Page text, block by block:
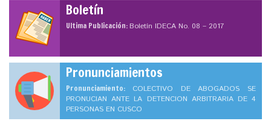
Boletín
Ultima Publicación:Boletín IDECA No. 08 – 2017
Pronunciamientos
Pronunciamiento: COLECTIVO DE ABOGADOS SE
PRONUCIAN ANTE LA DETENCION ARBITRARIA DE 4
PERSONAS EN CUSCO